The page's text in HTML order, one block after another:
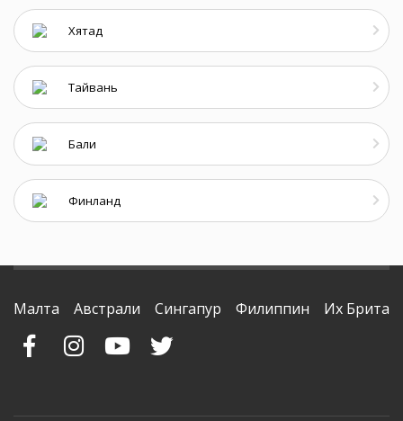
Хятад
Тайвань
Бали
Финланд
Малта Австрали Сингапур Филиппин Их